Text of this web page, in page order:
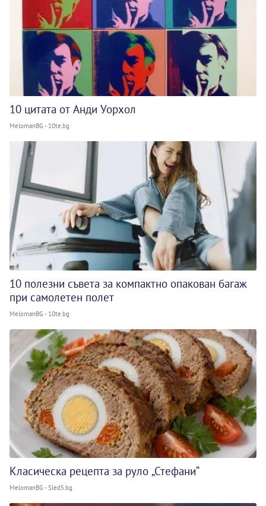
10 цитата от Анди Уорхол
MelomanBG - 10te.bg
10 полезни съвета за компактно опакован багаж
при самолетен полет
MelomanBG - 10te.bg
Класическа рецепта за руло „Стефани“
MelomanBG - Sled5.bg